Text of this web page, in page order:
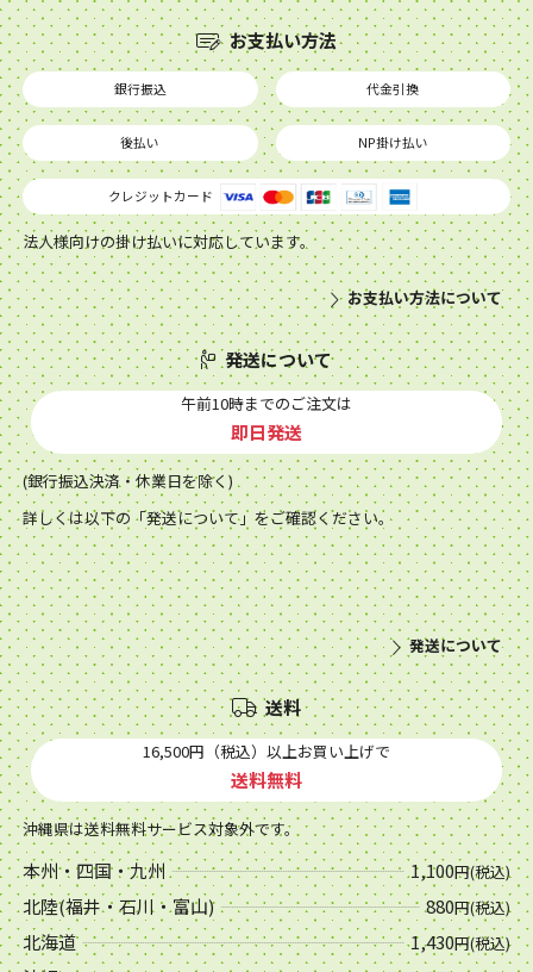
お支払い方法
銀行振込 代金引換
後払い NP掛け払い
クレジットカード
法人様向けの掛け払いに対応しています。
お支払い方法について
発送について
午前10時までのご注文は
即日発送
(銀行振込決済・休業日を除く)
詳しくは以下の「発送について」をご確認ください。
発送について
送料
16,500円（税込）以上お買い上げで
送料無料
沖縄県は送料無料サービス対象外です。
本州・四国・九州 1,100円(税込)
北陸(福井・石川・富山) 880円(税込)
北海道 1,430円(税込)